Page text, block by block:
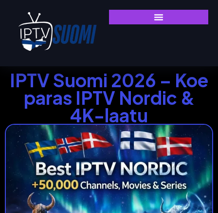
IPTV Suomi 2026 – Koe
paras IPTV Nordic &
4K-laatu